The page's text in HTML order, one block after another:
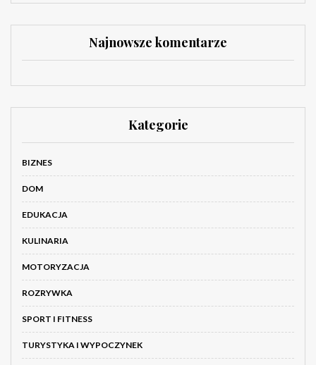
Najnowsze komentarze
Kategorie
BIZNES
DOM
EDUKACJA
KULINARIA
MOTORYZACJA
ROZRYWKA
SPORT I FITNESS
TURYSTYKA I WYPOCZYNEK